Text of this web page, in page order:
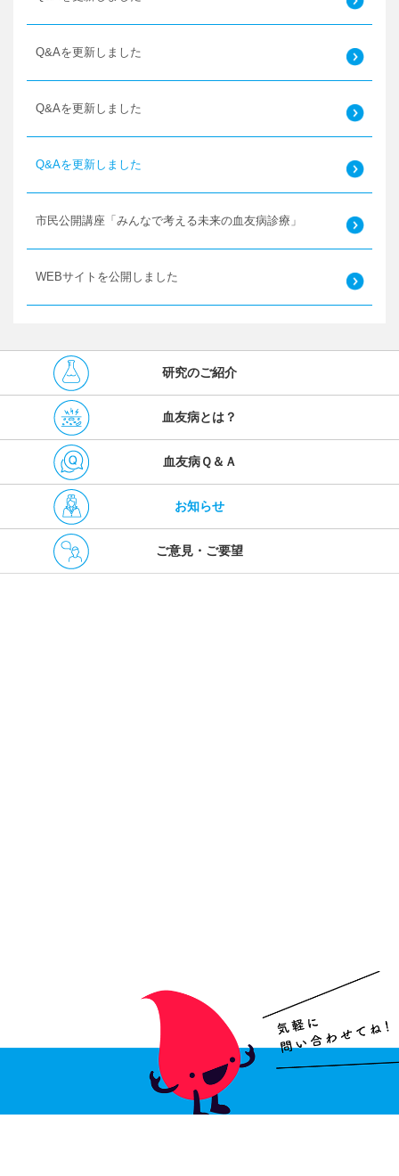
Q&Aを更新しました
Q&Aを更新しました
Q&Aを更新しました
市民公開講座「みんなで考える未来の血友病診療」
WEBサイトを公開しました
研究のご紹介
血友病とは？
血友病Ｑ＆Ａ
お知らせ
ご意見・ご要望